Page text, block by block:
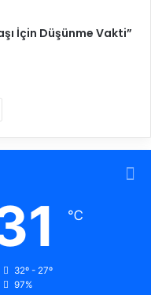
İçin Düşünme Vakti”
℃
32º - 27º
97%